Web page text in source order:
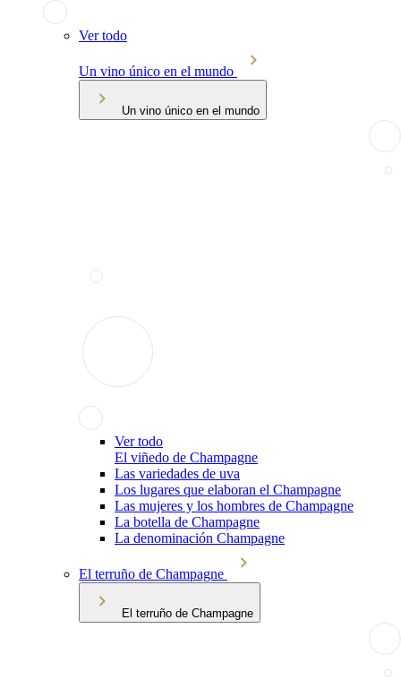
Ver todo
Un vino único en el mundo
Un vino único en el mundo
Ver todo
El viñedo de Champagne
Las variedades de uva
Los lugares que elaboran el Champagne
Las mujeres y los hombres de Champagne
La botella de Champagne
La denominación Champagne
El terruño de Champagne
El terruño de Champagne